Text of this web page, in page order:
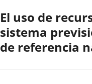
El uso de
sistema
de referencia